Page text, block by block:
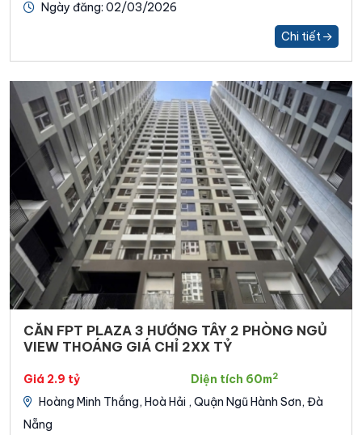
Ngày đăng: 02/03/2026
Chi tiết
CĂN FPT PLAZA 3 HƯỚNG TÂY 2 PHÒNG NGỦ
VIEW THOÁNG GIÁ CHỈ 2XX TỶ
Giá 2.9 tỷ Diện tích 60m2
Hoàng Minh Thắng, Hoà Hải , Quận Ngũ Hành Sơn, Đà
Nẵng